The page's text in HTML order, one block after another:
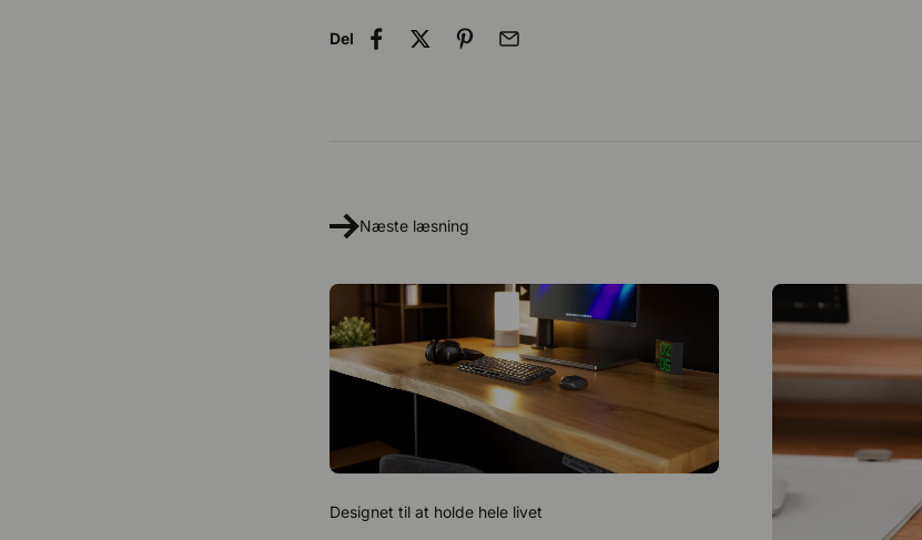
Del
Næste læsning
Designet til at holde hele livet